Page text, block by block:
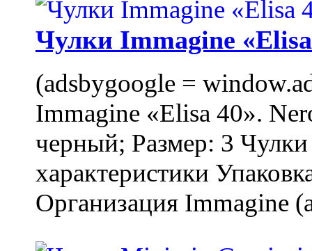
Чулки Immagine
(adsbygoogle =
Immagine «Elisa 40».
черный; Размер: 3
характеристики
Организация Immagine